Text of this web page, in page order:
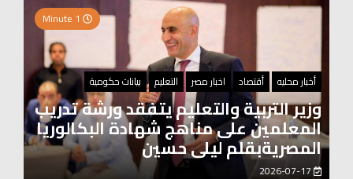
أخبار محليه أقتصاد اخبار مصر التعليم بيانات حكومية
وزير التربية والتعليم يتفقد ورشة تدريب
المعلمين على مناهج شهادة البكالوريا
المصريةبقلم ليلى حسين